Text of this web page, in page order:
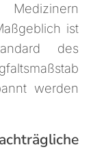
Medizinern
ist
des
werden